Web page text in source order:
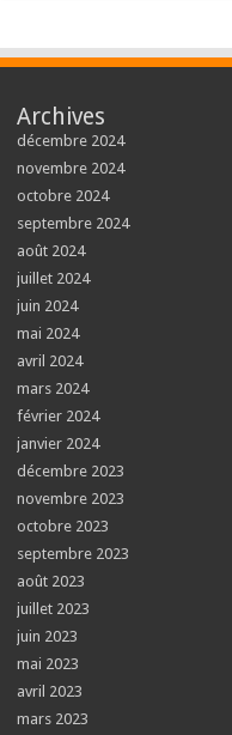
Archives
décembre 2024
novembre 2024
octobre 2024
septembre 2024
août 2024
juillet 2024
juin 2024
mai 2024
avril 2024
mars 2024
février 2024
janvier 2024
décembre 2023
novembre 2023
octobre 2023
septembre 2023
août 2023
juillet 2023
juin 2023
mai 2023
avril 2023
mars 2023